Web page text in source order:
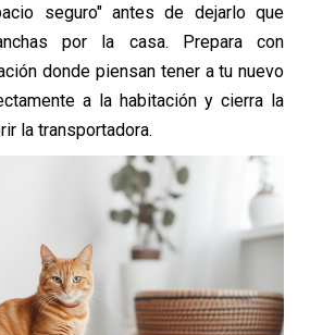
seguro" antes de dejarlo que
por la casa. Prepara con
donde piensan tener a tu nuevo
a la habitación y cierra la
la transportadora.